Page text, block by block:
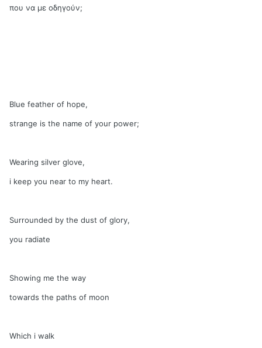
που να με οδηγούν;
Blue feather of hope,
strange is the name of your power;
Wearing silver glove,
i keep you near to my heart.
Surrounded by the dust of glory,
you radiate
Showing me the way
towards the paths of moon
Which i walk